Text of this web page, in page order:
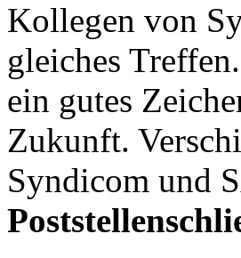
Kollegen von
gleiches
ein gutes
Zukunft.
Syndicom und